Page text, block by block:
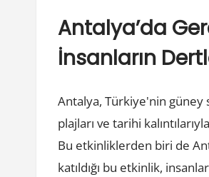
Antalya’da
İnsanların
Antalya, Türkiye'nin güney
plajları ve tarihi
Bu etkinliklerden biri de
katıldığı bu etkinlik,